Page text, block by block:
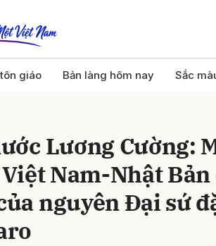
giáo Bản làng hôm nay Sắc
Lương Cường:
Nam-Nhật Bản
nguyên Đại sứ
Gửi bình luận